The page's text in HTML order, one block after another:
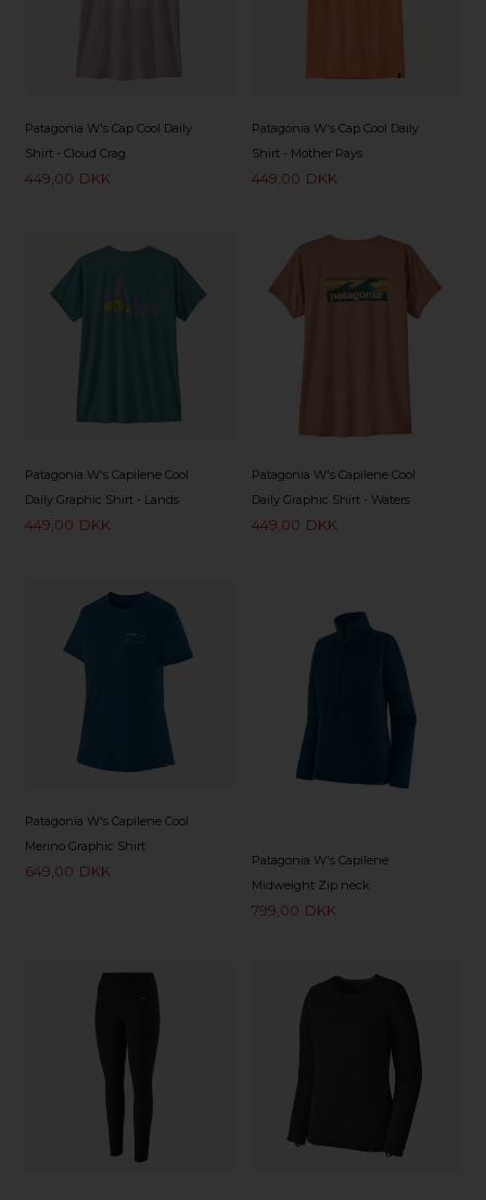
Patagonia W's Cap Cool Daily
Shirt - Cloud Crag
449,00 DKK
Patagonia W's Cap Cool Daily
Shirt - Mother Rays
449,00 DKK
Patagonia W's Capilene Cool
Daily Graphic Shirt - Lands
449,00 DKK
Patagonia W's Capilene Cool
Daily Graphic Shirt - Waters
449,00 DKK
Patagonia W's Capilene Cool
Merino Graphic Shirt
649,00 DKK
Patagonia W's Capilene
Midweight Zip neck
799,00 DKK